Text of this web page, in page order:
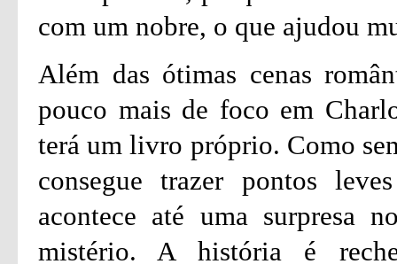
com um nobre, o que ajudou
Além das ótimas cenas
pouco mais de foco em
terá um livro próprio. Como
consegue trazer pontos
acontece até uma surpresa
mistério. A história é